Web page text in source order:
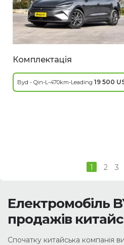
Комплектація
Byd - Qin-L-470km-Leading 19 500
1 2 3
Електромобіль
продажів
Спочатку китайська компанія